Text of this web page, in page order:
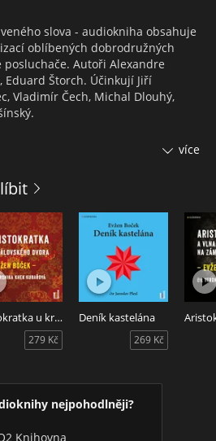
slova - audiokniha obsahuje
oblíbených dobrodružných
Autoři Alexandre
Eduard Štorch. Účinkují Jiří
Vladimír Čech, Michal Dlouhý,
změnil svůj byt v pozorovatelnu
více
Aristokratka u královského dvora
279 Kč
Deník kastelána
269 Kč
nejpohodlněji?
Knihovna